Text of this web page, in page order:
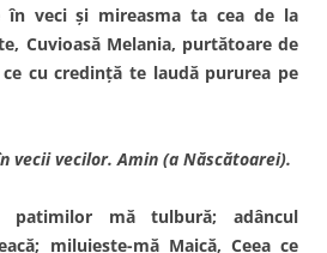
în veci şi mireasma ta cea de la
Cuvioasă Melania, purtătoare de
cu credinţă te lau­dă pururea pe
vecii vecilor. Amin (a Născătoarei).
patimilor mă tulbură; adâncul
miluieşte-mă Maică, Ceea ce